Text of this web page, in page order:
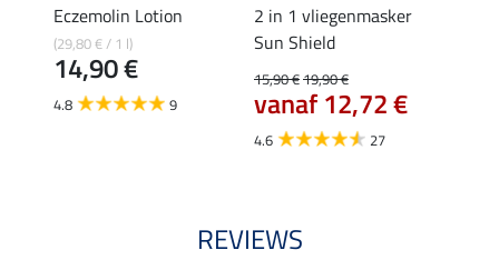
Eczemolin Lotion
(29,80 € / 1 l)
14,90 €
4.8 9
2 in 1 vliegenmasker
Sun Shield
15,90 €19,90 €
vanaf 12,72 €
4.6 27
REVIEWS